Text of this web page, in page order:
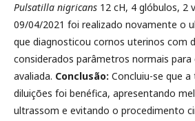
Pulsatilla nigricans 12 cH, 4 glóbulos, 2
09/04/2021 foi realizado novamente o
que diagnosticou cornos uterinos com
considerados parâmetros normais
avaliada. Conclusão: Concluiu-se que
diluições foi benéfica, apresentando
ultrassom e evitando o procedimento